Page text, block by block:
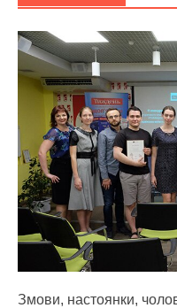
Змови, настоянки,